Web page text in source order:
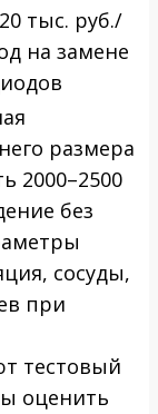
тыс. руб./
на замене
размера
2000–2500
без
сосуды,
при
тестовый
оценить